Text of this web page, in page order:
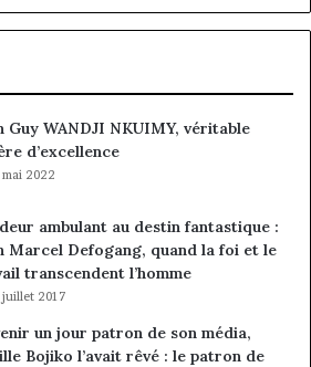
à
la
Guy WANDJI NKUIMY, véritable
d’excellence
2022
ambulant au destin fantastique :
Marcel Defogang, quand la foi et le
transcendent l’homme
juillet 2017
un jour patron de son média,
Bojiko l’avait rêvé : le patron de